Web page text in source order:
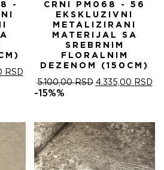
-
RSDТРЕНУТНА
ЦЕНА
CRNI PM068 - 56
EKSKLUZIVNI
METALIZIRANI
MATERIJAL SA
SREBRNIM
FLORALNIM
DEZENOM (150CM)
5.100,00RSD ОРИГИНАЛНА
5.100,00 RSD.
4.335,00 RSD
-15%%